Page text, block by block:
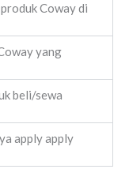
Coway di
yang
beli/sewa
apply apply